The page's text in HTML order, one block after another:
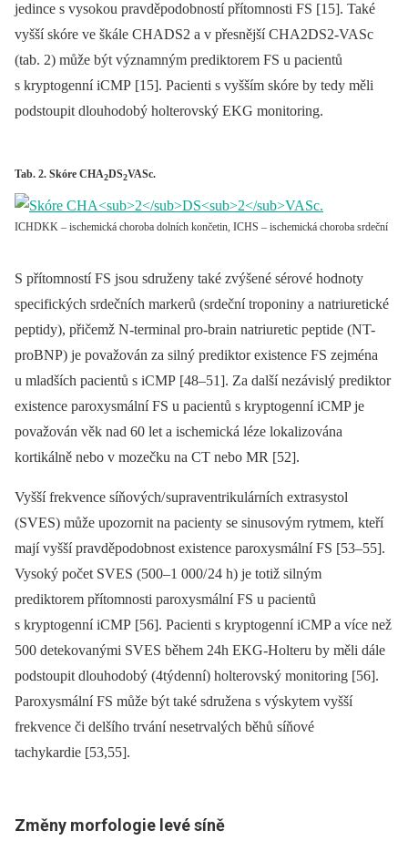
jedince s vysokou pravděpodobností přítomnosti FS [15]. Také
vyšší skóre ve škále CHADS2 a v přesnější CHA2DS2-VASc
(tab. 2) může být významným prediktorem FS u pacientů
s kryptogenní iCMP [15]. Pacienti s vyšším skóre by tedy měli
podstoupit dlouhodobý holterovský EKG monitoring.
Tab. 2. Skóre CHA2DS2VASc.
ICHDKK – ischemická choroba dolních končetin, ICHS – ischemická choroba srdeční
S přítomností FS jsou sdruženy také zvýšené sérové hodnoty
specifických srdečních markerů (srdeční troponiny a natriuretické
peptidy), přičemž N-terminal pro-brain natriuretic peptide (NT-
proBNP) je považován za silný prediktor existence FS zejména
u mladších pacientů s iCMP [48–51]. Za další nezávislý prediktor
existence paroxysmální FS u pacientů s kryptogenní iCMP je
považován věk nad 60 let a ischemická léze lokalizována
kortikálně nebo v mozečku na CT nebo MR [52].
Vyšší frekvence síňových/ supraventrikulárních extrasystol
(SVES) může upozornit na pacienty se sinusovým rytmem, kteří
mají vyšší pravděpodobnost existence paroxysmální FS [53–55].
Vysoký počet SVES (500–1 000/ 24 h) je totiž silným
prediktorem přítomnosti paroxysmální FS u pacientů
s kryptogenní iCMP [56]. Pacienti s kryptogenní iCMP a více než
500 detekovanými SVES během 24h EKG-Holteru by měli dále
podstoupit dlouhodobý (4týdenní) holterovský monitoring [56].
Paroxysmální FS může být také sdružena s výskytem vyšší
frekvence či delšího trvání nesetrvalých běhů síňové
tachykardie [53,55].
Změny morfologie levé síně